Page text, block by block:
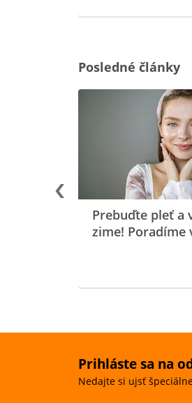
Posledné články
Prebuďte pleť a
zime! Poradíme
Prihláste sa na
Nedajte si ujsť